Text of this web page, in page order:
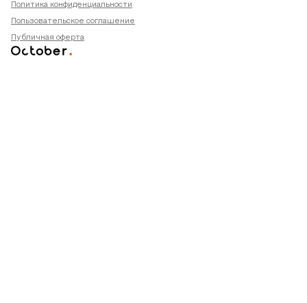
Политика конфиденциальности
Пользовательское соглашение
Публичная оферта